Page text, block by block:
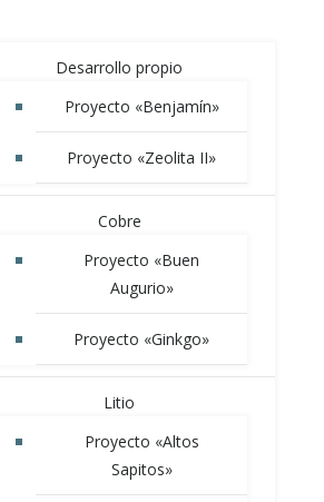
Desarrollo propio
Proyecto «Benjamín»
Proyecto «Zeolita II»
Cobre
Proyecto «Buen
Augurio»
Proyecto «Ginkgo»
Litio
Proyecto «Altos
Sapitos»